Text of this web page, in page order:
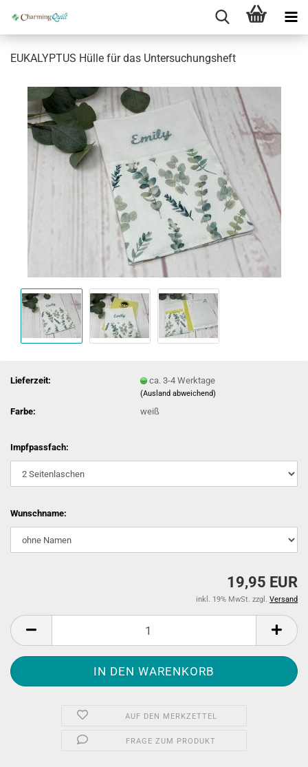
EUKALYPTUS Hülle für das Untersuchungsheft
Lieferzeit: ca. 3-4 Werktage
(Ausland abweichend)
Farbe: weiß
Impfpassfach:
Wunschname:
19,95 EUR
inkl. 19% MwSt. zzgl. Versand
AUF DEN MERKZETTEL
FRAGE ZUM PRODUKT